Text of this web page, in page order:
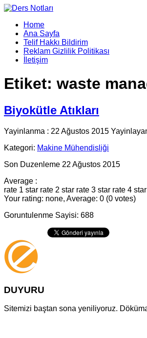
Home
Ana Sayfa
Telif Hakkı Bildirim
Reklam Gizlilik Politikası
İletişim
Etiket: waste
Biyokütle Atıkları
Yayinlanma : 22 Ağustos 2015
Kategori: Makine Mühendisliği
Son Duzenleme 22 Ağustos 2015
Average :
rate 1 star rate 2 star rate 3 star rate 4 star
Your rating: none, Average: 0 (0 votes)
Goruntulenme Sayisi: 688
DUYURU
Sitemizi baştan sona yeniliyoruz.